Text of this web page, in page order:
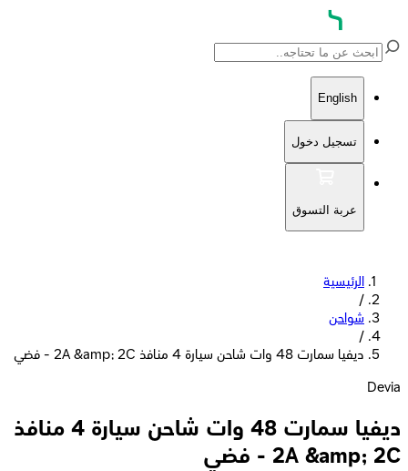
English
تسجيل دخول
عربة التسوق
الرئيسية
/
شواحن
/
ديفيا سمارت 48 وات شاحن سيارة 4 منافذ 2A &amp; 2C - فضي
Devia
ديفيا سمارت 48 وات شاحن سيارة 4 منافذ
2A &amp; 2C - فضي